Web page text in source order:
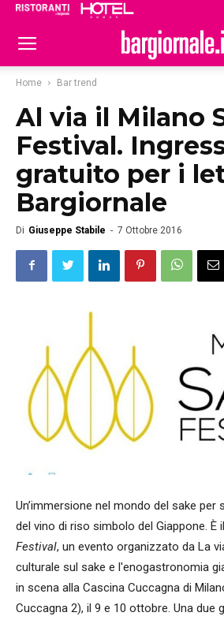
Home Bar trend
Al via il Milano
Festival.
gratuito per i
Bargiornale
Di Giuseppe Stabile - 7 Ottobre 2016
Un’immersione nel mondo del sake
del vino di riso simbolo del Giappone. È il
Festival, un evento organizzato da La
culturale sul sake e l'enogastronomia
in scena alla Cascina Cuccagna di
Cuccagna 2), il 9 e 10 ottobre. Una due